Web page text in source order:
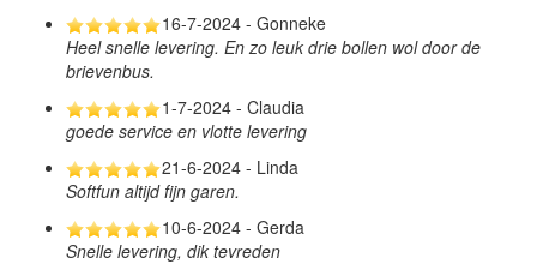
16-7-2024 - Gonneke
Heel snelle levering. En zo leuk drie bollen wol door de
brievenbus.
1-7-2024 - Claudia
goede service en vlotte levering
21-6-2024 - Linda
Softfun altijd fijn garen.
10-6-2024 - Gerda
Snelle levering, dik tevreden